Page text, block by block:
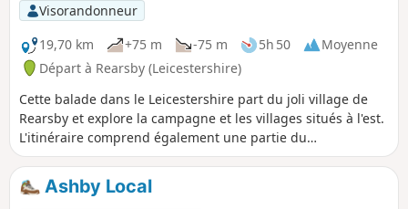
Visorandonneur
19,70 km
+75 m -75 m 5h 50
Moyenne
Départ à Rearsby (Leicestershire)
Cette balade dans le Leicestershire part du joli village de
Rearsby et explore la campagne et les villages situés à l'est.
L'itinéraire comprend également une partie du
Leicestershire Round.
Ashby Local